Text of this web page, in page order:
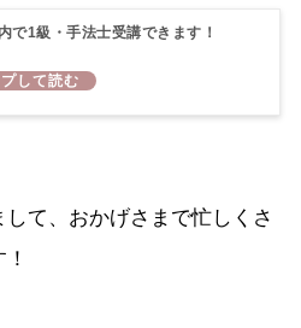
で1級・手法士受講できます！
て、おかげさまで忙しくさ